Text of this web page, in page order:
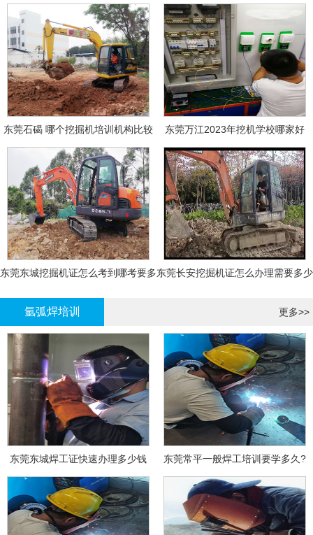
东莞石碣 哪个挖掘机培训机构比较
好?
东莞万江2023年挖机学校哪家好
东莞东城挖掘机证怎么考到哪考要多东莞长安挖掘机证怎么办理需要多少
氩弧焊培训 更多>>
东莞东城焊工证快速办理多少钱 东莞常平一般焊工培训要学多久?